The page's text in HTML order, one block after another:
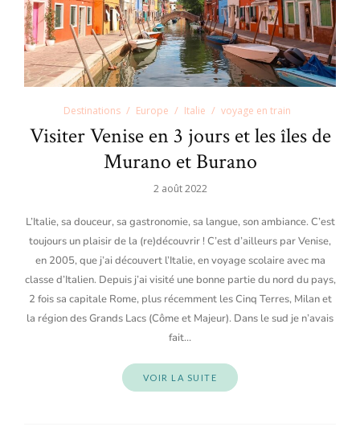
Destinations Europe Italie voyage en train
Visiter Venise en 3 jours et les îles de
Murano et Burano
2 août 2022
L’Italie, sa douceur, sa gastronomie, sa langue, son ambiance. C’est
toujours un plaisir de la (re)découvrir ! C’est d’ailleurs par Venise,
en 2005, que j’ai découvert l’Italie, en voyage scolaire avec ma
classe d’Italien. Depuis j’ai visité une bonne partie du nord du pays,
2 fois sa capitale Rome, plus récemment les Cinq Terres, Milan et
la région des Grands Lacs (Côme et Majeur). Dans le sud je n’avais
fait…
VOIR LA SUITE